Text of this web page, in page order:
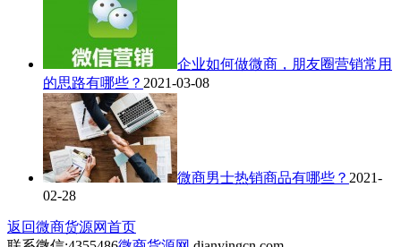
企业如何做微商，朋友圈营销常用
的思路有哪些？ 2021-03-08
微商男士热销商品有哪些？ 2021-
02-28
返回微商货源网首页